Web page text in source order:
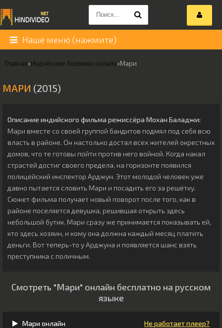
Наше меню (нажмите)
Главная»Индийские боевики онлайн»Мари
МАРИ (2015)
Описание индийского фильма режиссёра Мохан Баладжи:
Мари вместе со своей группой бандитов подмял под себя всю
власть в районе. Он настолько достал всех жителей окрестных
домов, что те готовы пойти против него войной. Когда накал
страстей достиг своего предела, на горизонте появился
полицейский инспектор Арджун. Этот молодой человек уже
давно пытается словить Мари и посадить его за решётку.
Сюжет фильма получает новый поворот после того, как в
районе поселяется девушка, решившая открыть здесь
небольшой бутик. Мари сразу же принимается показывать ей,
кто здесь хозяин, и кому она должна каждый месяц платить
деньги. Вот теперь-то у Арджуна и появляется шанс взять
преступника с поличным.
Смотреть "Мари" онлайн бесплатно на русском
языке
Мари онлайн Не работает плеер?